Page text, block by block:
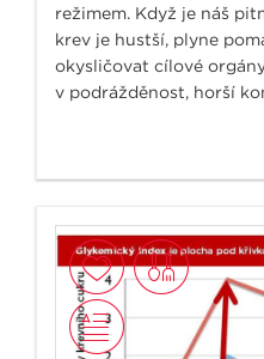
režimem. Když je náš
krev je hustší, plyne
okysličovat cílové
v podrážděnost, horší